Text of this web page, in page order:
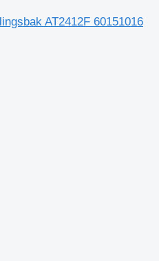
AT2412F 60151016